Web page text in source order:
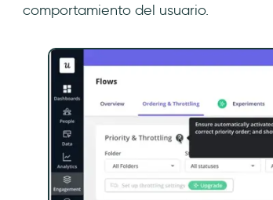
comportamiento del usuario.